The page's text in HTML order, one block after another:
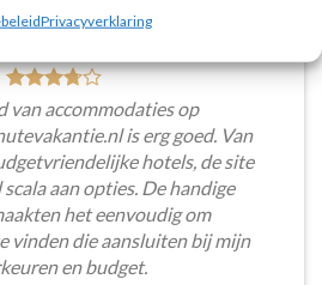
Privacyverklaring
van accommodaties op
is erg goed. Van
hotels, de site
aan opties. De handige
het eenvoudig om
vinden die aansluiten bij mijn
en budget.